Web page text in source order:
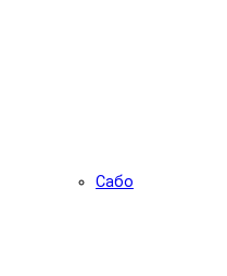
Сабо